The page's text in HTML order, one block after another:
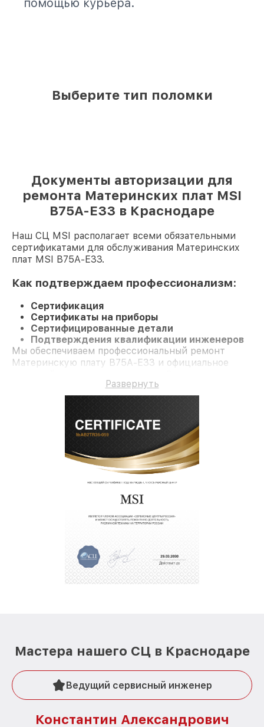
помощью курьера.
Выберите тип поломки
Документы авторизации для
ремонта Материнских плат MSI
B75A-E33 в Краснодаре
Наш СЦ MSI располагает всеми обязательными
сертификатами для обслуживания Материнских
плат MSI B75A-E33.
Как подтверждаем профессионализм:
Сертификация
Сертификаты на приборы
Сертифицированные детали
Подтверждения квалификации инженеров
Мы обеспечиваем профессиональный ремонт
Материнскую плату B75A-E33 и официальное
Развернуть
Мастера нашего СЦ в Краснодаре
Ведущий сервисный инженер
Константин Александрович